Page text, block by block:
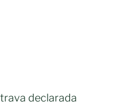
declarada